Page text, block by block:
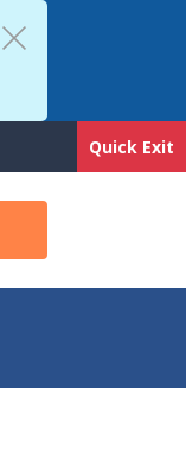
Quick Exit